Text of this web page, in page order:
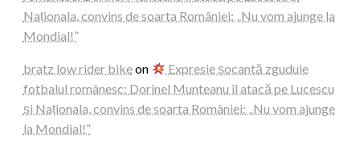
Naționala, convins de soarta României: „Nu vom ajunge la
Mondial!”
bratz low rider bikeon
Expresie șocantă zguduie
fotbalul românesc: Dorinel Munteanu îl atacă pe Lucescu
și Naționala, convins de soarta României: „Nu vom ajunge
la Mondial!”